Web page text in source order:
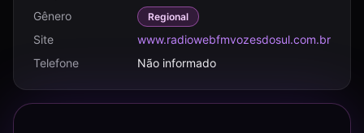
Gênero
Regional
Site
www.radiowebfmvozesdosul.com.br
Telefone
Não informado